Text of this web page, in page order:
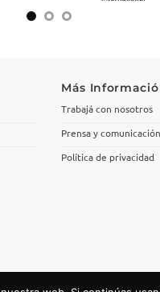
Más
Trabajá con nosotros
Prensa y comunicación
Política de privacidad